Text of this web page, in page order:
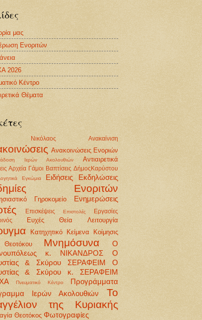
μας
Ενοριτών
2026
Κέντρο
Θέματα
Νικόλαος Ανακαίνιση
Ανακοινώσεις Ενοριών
Ιερών Ακολουθιών Αντιαιρετικά
Αρχεία Γάμοι Βαπτίσεις ΔήμοςΚαρύστου
Εγκώμια Ειδήσεις Εκδηλώσεις
Ενοριτών
Γηροκομείο Ενημερώσεις
Επισκέψεις Επιστολές
Εργασίες
Ευχές Θεία Λειτουργία
Κατηχητικό Κείμενα
Κοίμησις
Μνημόσυνα
Ο
κ. ΝΙΚΑΝΔΡΟΣ
Ο
& Σκύρου ΣΕΡΑΦΕΙΜ
Ο
& Σκύρου κ. ΣΕΡΑΦΕΙΜ
Πνευματικό Κέντρο
Προγράμματα
Ιερών Ακολουθιών
Το
της Κυριακής
Θεοτόκος Φωτογραφίες